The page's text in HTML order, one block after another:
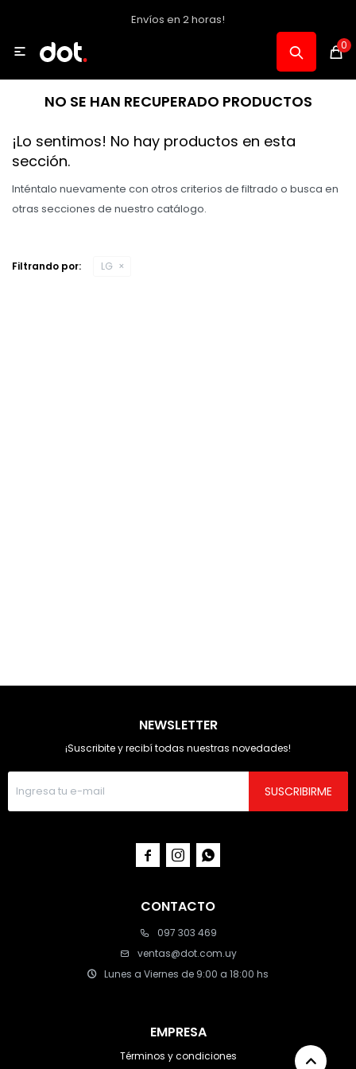
Envíos en 2 horas!
0

NO SE HAN RECUPERADO PRODUCTOS
¡Lo sentimos! No hay productos en esta
sección.
Inténtalo nuevamente con otros criterios de filtrado o busca en
otras secciones de nuestro catálogo.
Filtrando por: LG
CONTACTO
097 303 469
ventas@dot.com.uy
Lunes a Viernes de 9:00 a 18:00 hs
EMPRESA
Términos y condiciones
NEWSLETTER
¡Suscribite y recibí todas nuestras novedades!
SUSCRIBIRME
  
Celulares, Relojes y Tablets